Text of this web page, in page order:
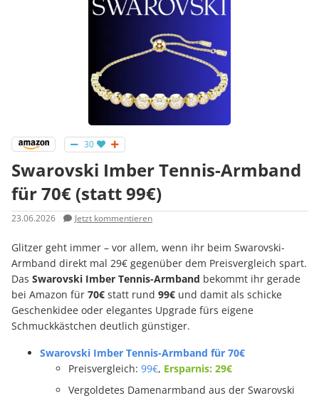
30
Swarovski Imber Tennis-Armband
für 70€ (statt 99€)
23.06.2026 Jetzt kommentieren
Glitzer geht immer – vor allem, wenn ihr beim Swarovski-
Armband direkt mal 29€ gegenüber dem Preisvergleich spart.
Das Swarovski Imber Tennis-Armband bekommt ihr gerade
bei Amazon für 70€ statt rund 99€ und damit als schicke
Geschenkidee oder elegantes Upgrade fürs eigene
Schmuckkästchen deutlich günstiger.
Swarovski Imber Tennis-Armband für 70€
Preisvergleich: 99€, Ersparnis: 29€
Vergoldetes Damenarmband aus der Swarovski